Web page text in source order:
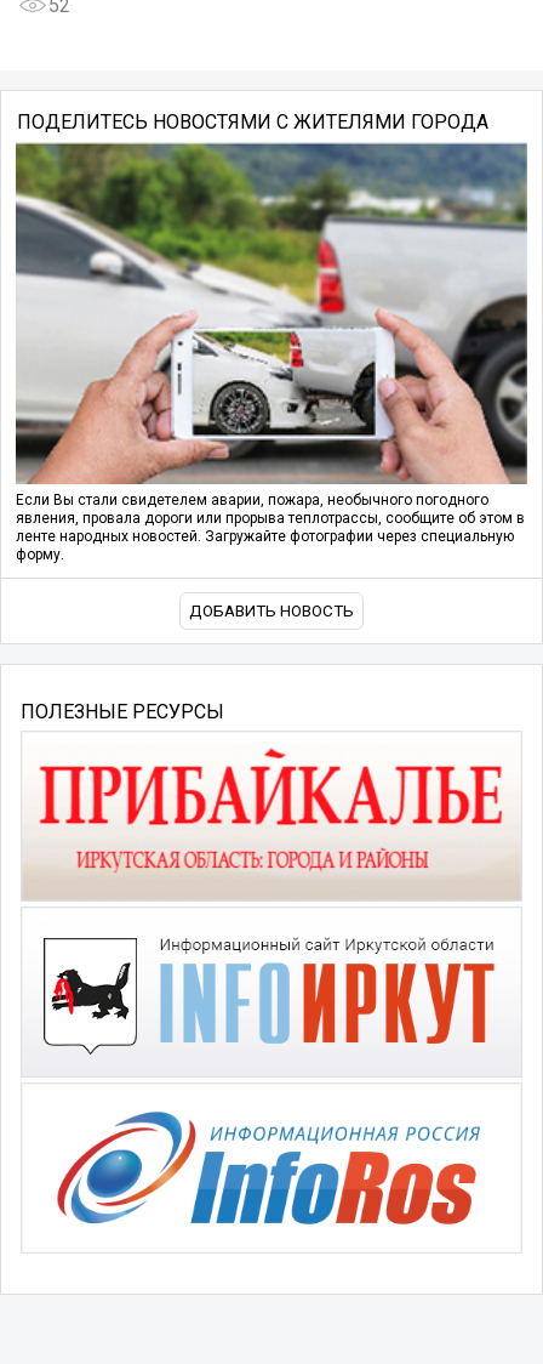
52
ПОДЕЛИТЕСЬ НОВОСТЯМИ С ЖИТЕЛЯМИ ГОРОДА
Если Вы стали свидетелем аварии, пожара, необычного погодного
явления, провала дороги или прорыва теплотрассы, сообщите об этом в
ленте народных новостей. Загружайте фотографии через специальную
форму.
ДОБАВИТЬ НОВОСТЬ
ПОЛЕЗНЫЕ РЕСУРСЫ